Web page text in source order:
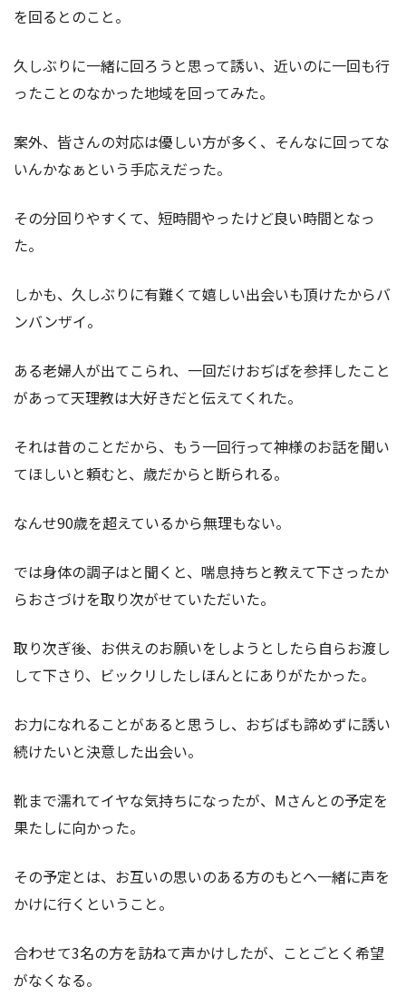
を回るとのこと。
久しぶりに一緒に回ろうと思って誘い、近いのに一回も行
ったことのなかった地域を回ってみた。
案外、皆さんの対応は優しい方が多く、そんなに回ってな
いんかなぁという手応えだった。
その分回りやすくて、短時間やったけど良い時間となっ
た。
しかも、久しぶりに有難くて嬉しい出会いも頂けたからバ
ンバンザイ。
ある老婦人が出てこられ、一回だけおぢばを参拝したこと
があって天理教は大好きだと伝えてくれた。
それは昔のことだから、もう一回行って神様のお話を聞い
てほしいと頼むと、歳だからと断られる。
なんせ90歳を超えているから無理もない。
では身体の調子はと聞くと、喘息持ちと教えて下さったか
らおさづけを取り次がせていただいた。
取り次ぎ後、お供えのお願いをしようとしたら自らお渡し
して下さり、ビックリしたしほんとにありがたかった。
お力になれることがあると思うし、おぢばも諦めずに誘い
続けたいと決意した出会い。
靴まで濡れてイヤな気持ちになったが、Mさんとの予定を
果たしに向かった。
その予定とは、お互いの思いのある方のもとへ一緒に声を
かけに行くということ。
合わせて3名の方を訪ねて声かけしたが、ことごとく希望
がなくなる。